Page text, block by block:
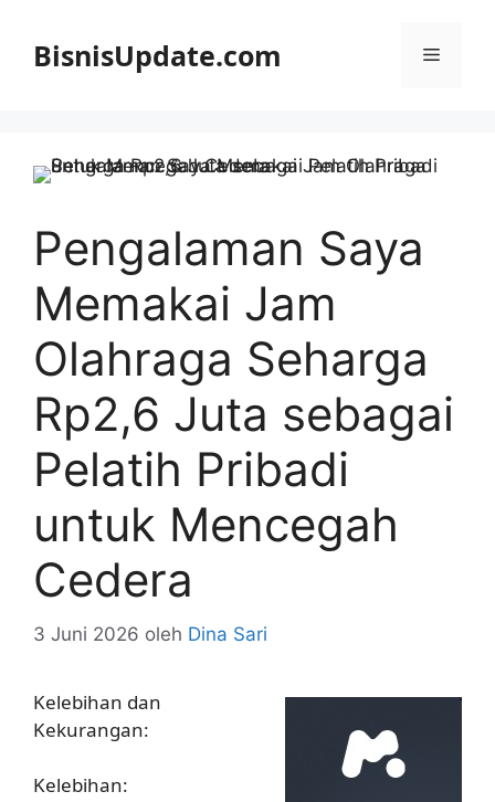
BisnisUpdate.com Menu
Pengalaman Saya
Memakai Jam
Olahraga Seharga
Rp2,6 Juta sebagai
Pelatih Pribadi
untuk Mencegah
Cedera
3 Juni 2026 oleh Dina Sari
Kelebihan dan
Kekurangan:
Kelebihan: